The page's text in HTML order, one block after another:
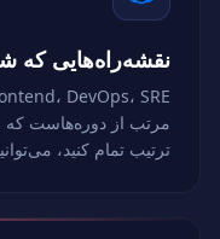
نقشه‌راه‌هایی که
مرتب از دوره‌هاست که
ترتیب تمام کنید،